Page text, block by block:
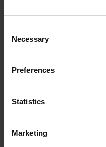
Selection
Necessary
Preferences
Statistics
Marketing